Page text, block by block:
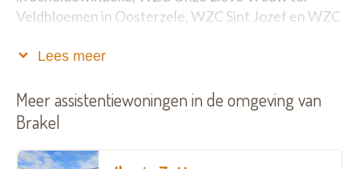
Veldbloemen in Oosterzele, WZC Sint Jozef en WZC
Vlaamse Gemeenschap. Er zijn 31
assistentiewoningen.
Alverna is gelegen in een landelijke en rustige
Lees meer
Meer assistentiewoningen in de omgeving van
Brakel